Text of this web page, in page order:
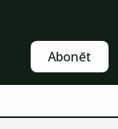
Abonēt